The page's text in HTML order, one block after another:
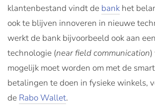
klantenbestand vindt de bank het
ook te blijven innoveren in nieuwe
werkt de bank bijvoorbeeld ook aan
technologie (near field communication)
mogelijk moet worden om met de
betalingen te doen in fysieke winkels,
de Rabo Wallet.